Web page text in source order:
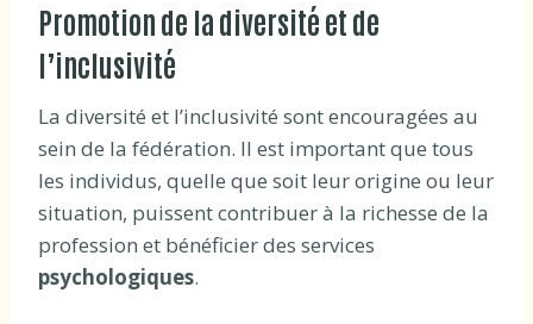
Promotion de la diversité et de
l’inclusivité
La diversité et l’inclusivité sont encouragées au
sein de la fédération. Il est important que tous
les individus, quelle que soit leur origine ou leur
situation, puissent contribuer à la richesse de la
profession et bénéficier des services
psychologiques.